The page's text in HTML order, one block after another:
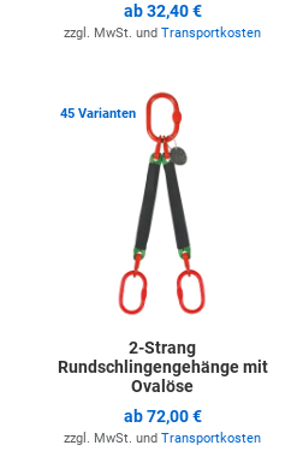
ab32,40 €
zzgl. MwSt. und Transportkosten
Zur Merkliste hinzufügen
45 Varianten
2-Strang
Rundschlingengehänge mit
Ovalöse
ab72,00 €
zzgl. MwSt. und Transportkosten